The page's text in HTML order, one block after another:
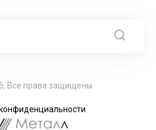
Все права защищены